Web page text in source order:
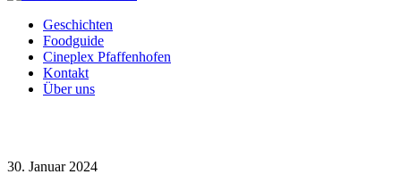
Geschichten
Foodguide
Cineplex Pfaffenhofen
Kontakt
Über uns
30. Januar 2024